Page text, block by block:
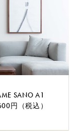
SANO A1
円（税込）